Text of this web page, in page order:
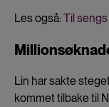
Les også:Til
Lin har sakte
kommet tilbake til